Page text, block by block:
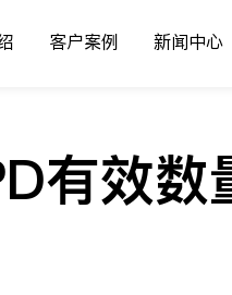
客户案例 新闻中心
有效